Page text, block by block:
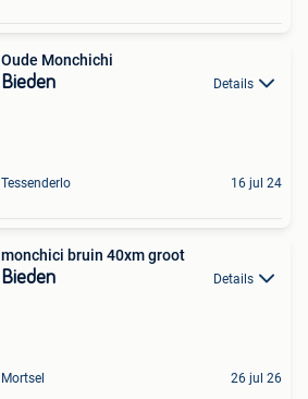
Oude Monchichi
Bieden Details
Tessenderlo 16 jul 24
monchici bruin 40xm groot
Bieden Details
Mortsel 26 jul 26